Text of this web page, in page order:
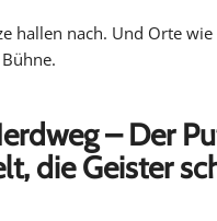
hallen nach. Und Orte
– Der
die Geister